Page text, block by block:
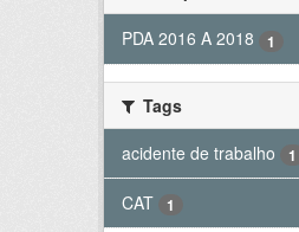
PDA 2016 A 2018
1
Tags
acidente de trabalho
1
CAT 1